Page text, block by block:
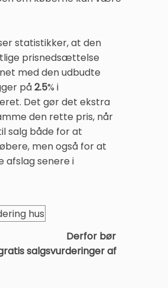
statistikker, at den
prisnedsættelse
med den udbudte
på2.5% i
Det gør det ekstra
den rette pris, når
salg både for at
men også for at
afslag senere i
Derfor bør
salgsvurderinger af